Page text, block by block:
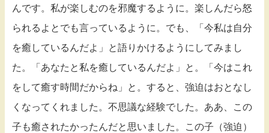
んです。私が楽しむのを邪魔するように。楽しんだら怒
られるよとでも言っているように。でも、「今私は自分
を癒しているんだよ」と語りかけるようにしてみまし
た。「あなたと私を癒しているんだよ」と。「今はこれ
をして癒す時間だからね」と。すると、強迫はおとなし
くなってくれました。不思議な経験でした。ああ、この
子も癒されたかったんだと思いました。この子（強迫）